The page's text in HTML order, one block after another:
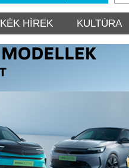
KÉK HÍREK KULTÚRA